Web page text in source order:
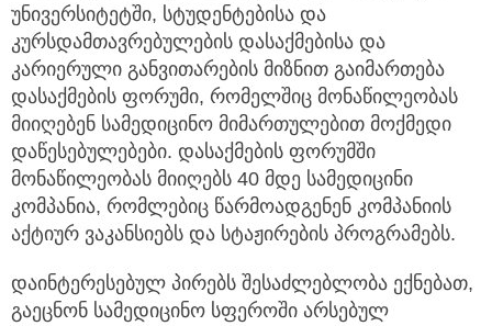
უნივერსიტეტში, სტუდენტებისა და
კურსდამთავრებულების დასაქმებისა და
კარიერული განვითარების მიზნით გაიმართება
დასაქმების ფორუმი, რომელშიც მონაწილეობას
მიიღებენ სამედიცინო მიმართულებით მოქმედი
დაწესებულებები. დასაქმების ფორუმში
მონაწილეობას მიიღებს 40 მდე სამედიცინი
კომპანია, რომლებიც წარმოადგენენ კომპანიის
აქტიურ ვაკანსიებს და სტაჟირების პროგრამებს.
დაინტერესებულ პირებს შესაძლებლობა ექნებათ,
გაეცნონ სამედიცინო სფეროში არსებულ